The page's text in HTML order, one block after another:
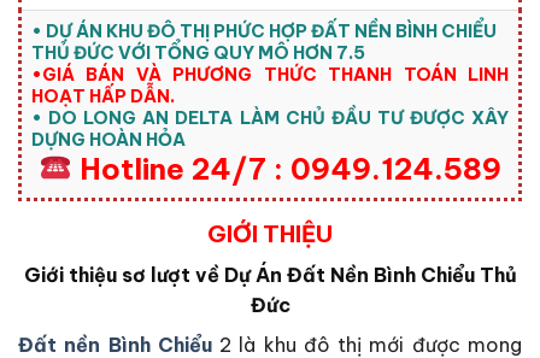
• DỰ ÁN KHU ĐÔ THỊ PHỨC HỢP ĐẤT NỀN BÌNH CHIỂU
THỦ ĐỨC VỚI TỔNG QUY MÔ HƠN 7.5
•GIÁ BÁN VÀ PHƯƠNG THỨC THANH TOÁN LINH
HOẠT HẤP DẪN.
• DO LONG AN DELTA LÀM CHỦ ĐẦU TƯ ĐƯỢC XÂY
DỰNG HOÀN HỎA
Hotline 24/7 : 0949.124.589
GIỚI THIỆU
Giới thiệu sơ lượt về Dự Án Đất Nền Bình Chiểu Thủ
Đức
Đất nền Bình Chiểu2 là khu đô thị mới được mong